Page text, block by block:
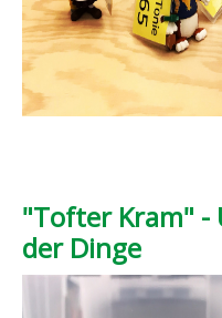
"Tofter Kram" -
der Dinge